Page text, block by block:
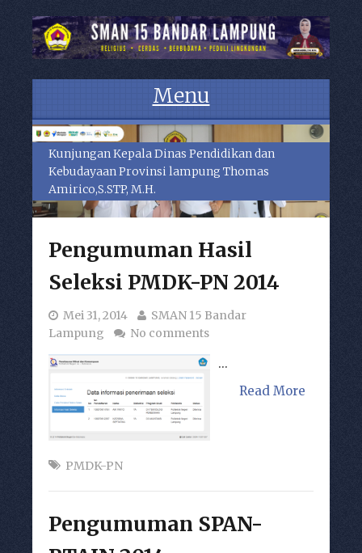
Menu
Skip to content
Kunjungan Kepala Dinas Pendidikan dan
Kebudayaan Provinsi lampung Thomas
Amirico,S.STP, M.H.
Pengumuman Hasil
Seleksi PMDK-PN 2014
Mei 31, 2014
SMAN 15 Bandar
Lampung
No comments
...
Read More
PMDK-PN
Pengumuman SPAN-